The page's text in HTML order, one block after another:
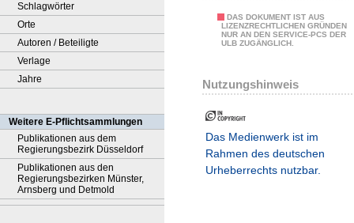
Schlagwörter
Orte
Autoren / Beteiligte
Verlage
Jahre
Weitere E-Pflichtsammlungen
Publikationen aus dem
Regierungsbezirk Düsseldorf
Publikationen aus den
Regierungsbezirken Münster,
Arnsberg und Detmold
DAS DOKUMENT IST AUS
LIZENZRECHTLICHEN GRÜNDEN
NUR AN DEN SERVICE-PCS DER
ULB ZUGÄNGLICH.
Nutzungshinweis
Das Medienwerk ist im
Rahmen des deutschen
Urheberrechts nutzbar.